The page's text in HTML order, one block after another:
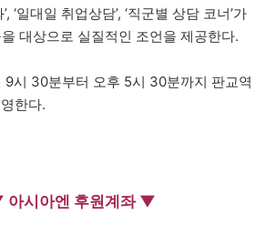
‘일대일 취업상담’, ‘직군별 상담 코너’가
대상으로 실질적인 조언을 제공한다.
9시 30분부터 오후 5시 30분까지 판교역
한다.
시아엔 후원계좌 ▼